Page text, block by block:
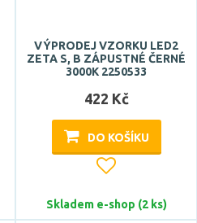
VÝPRODEJ VZORKU LED2
ZETA S, B ZÁPUSTNÉ ČERNÉ
3000K 2250533
422 Kč
DO KOŠÍKU
Skladem e-shop (2 ks)